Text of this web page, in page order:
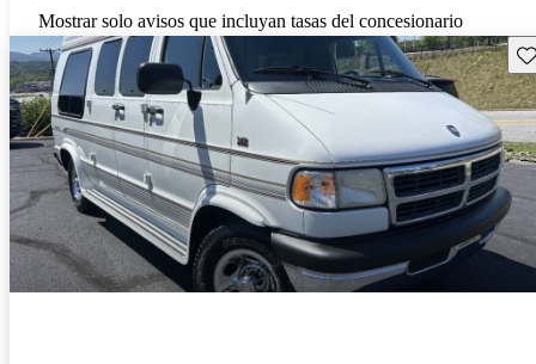
Mostrar solo avisos que incluyan tasas del concesionario